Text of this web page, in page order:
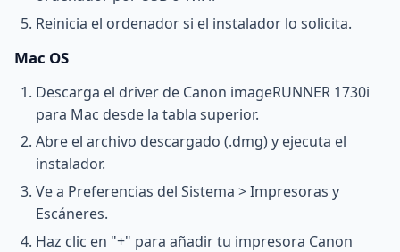
Reinicia el ordenador si el instalador lo solicita.
Mac OS
Descarga el driver de Canon imageRUNNER 1730i
para Mac desde la tabla superior.
Abre el archivo descargado (.dmg) y ejecuta el
instalador.
Ve a Preferencias del Sistema > Impresoras y
Escáneres.
Haz clic en "+" para añadir tu impresora Canon